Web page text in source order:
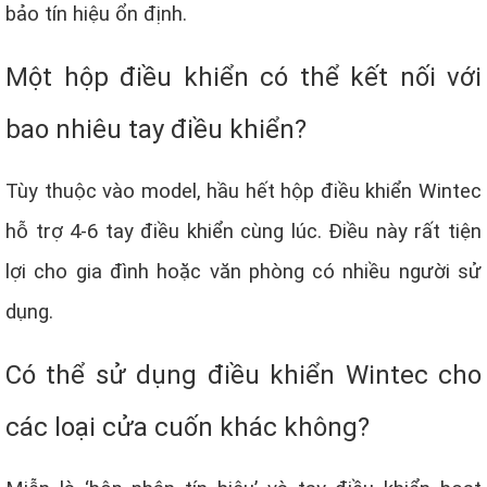
bảo tín hiệu ổn định.
Một hộp điều khiển có thể kết nối với
bao nhiêu tay điều khiển?
Tùy thuộc vào model, hầu hết hộp điều khiển Wintec
hỗ trợ 4-6 tay điều khiển cùng lúc. Điều này rất tiện
lợi cho gia đình hoặc văn phòng có nhiều người sử
dụng.
Có thể sử dụng điều khiển Wintec cho
các loại cửa cuốn khác không?